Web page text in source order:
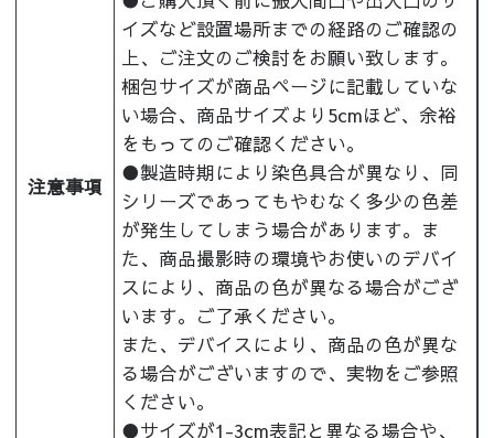
注意事項
イズなど設置場所までの経路のご確認の
上、ご注文のご検討をお願い致します。
梱包サイズが商品ページに記載していな
い場合、商品サイズより5cmほど、余裕
をもってのご確認ください。
●製造時期により染色具合が異なり、同
シリーズであってもやむなく多少の色差
が発生してしまう場合があります。ま
た、商品撮影時の環境やお使いのデバイ
スにより、商品の色が異なる場合がござ
います。ご了承ください。
また、デバイスにより、商品の色が異な
る場合がございますので、実物をご参照
ください。
●サイズが1-3cm表記と異なる場合や、